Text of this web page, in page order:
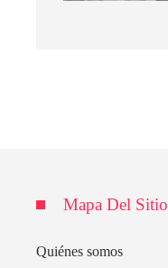
Mapa Del Sitio
Quiénes somos